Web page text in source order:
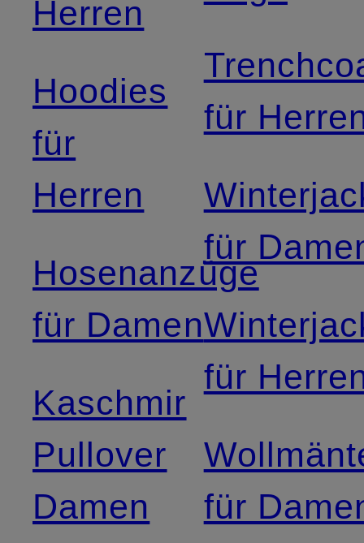
Herren
Hoodies
für
Herren
Hosenanzüge
für Damen
Kaschmir
Pullover
Damen
für
für
für
für